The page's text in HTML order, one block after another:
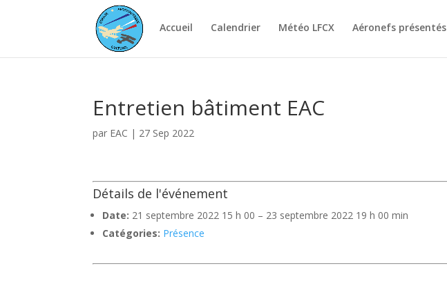
Accueil Calendrier Météo LFCX Aéronefs présentés
Entretien bâtiment EAC
par EAC | 27 Sep 2022
Détails de l'événement
Date: 21 septembre 2022 15 h 00 – 23 septembre 2022 19 h 00 min
Catégories: Présence